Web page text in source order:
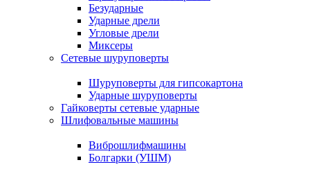
Безударные
Ударные дрели
Угловые дрели
Миксеры
Сетевые шуруповерты
Шуруповерты для гипсокартона
Ударные шуруповерты
Гайковерты сетевые ударные
Шлифовальные машины
Виброшлифмашины
Болгарки (УШМ)